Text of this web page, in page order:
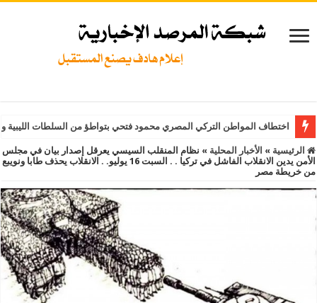
اختطاف المواطن التركي المصري محمود فتحي بتواطؤ من السلطات
الرئيسية » الأخبار المحلية » نظام المنقلب السيسي يعرقل إصدار بيان في مجلس
الأمن يدين الانقلاب الفاشل في تركيا . . السبت 16 يوليو. . الانقلاب يحذف طابا ونويبع
من خريطة مصر